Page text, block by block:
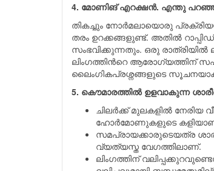
4. മോണിങ് എറക്ഷൻ. എന്തു
തികച്ചും നോര്‍മലായൊരു
തരം ഉറക്കങ്ങളുണ്ട്. അതില്‍
സംഭവിക്കുന്നതും. ഒരു
ലിംഗത്തിന്‍റെ ആരോഗ്യത്തിന്
ലൈംഗികപ്രശ്നങ്ങളുടെ
5. കൌമാരത്തില്‍ ഉളവാകുന്ന
ചിലര്‍ക്ക് മുലകളില്‍ നേരിയ
ഹോര്‍മോണുകളുടെ
സമപ്രായക്കാരുടെയത്ര
വ്യത്യസ്ത വേഗത്തിലാണ്.
ലിംഗത്തിന്